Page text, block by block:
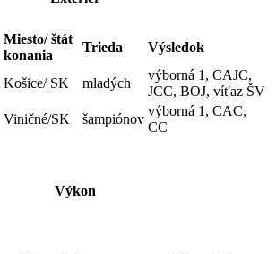
Miesto/ štát
konania
Trieda Výsledok
Košice/ SK mladých
výborná 1, CAJC,
JCC, BOJ, víťaz ŠV
Viničné/SK šampiónov
výborná 1, CAC,
CC
Výkon